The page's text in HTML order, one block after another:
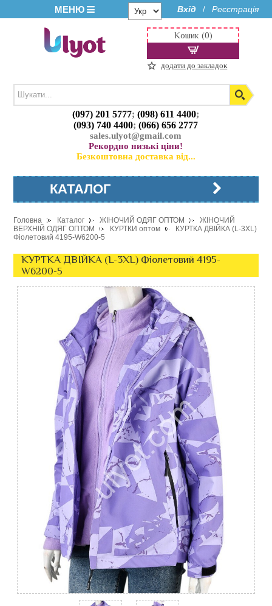
МЕНЮ Вхід / Реєстрація
(097) 201 5777;(098) 611 4400;
(093) 740 4400;(066) 656 2777
sales.ulyot@gmail.com
Рекордно низькі ціни!
Безкоштовна доставка від...
Кошик (0)
додати до закладок
КАТАЛОГ
Головна Каталог ЖІНОЧИЙ ОДЯГ ОПТОМ
ЖІНОЧИЙ
ВЕРХНІЙ ОДЯГ ОПТОМ
КУРТКИ оптом
КУРТКА ДВІЙКА (L-3XL)
Фіолетовий 4195-W6200-5
КУРТКА ДВІЙКА (L-3XL) Фіолетовий 4195-
W6200-5